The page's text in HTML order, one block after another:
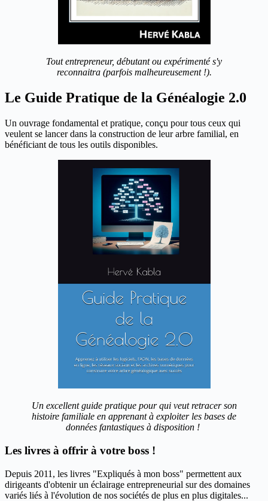
Tout entrepreneur, débutant ou expérimenté s'y
reconnaitra (parfois malheureusement !).
Le Guide Pratique de la Généalogie 2.0
Un ouvrage fondamental et pratique, conçu pour tous ceux qui
veulent se lancer dans la construction de leur arbre familial, en
bénéficiant de tous les outils disponibles.
Un excellent guide pratique pour qui veut retracer son
histoire familiale en apprenant à exploiter les bases de
données fantastiques à disposition !
Les livres à offrir à votre boss !
Depuis 2011, les livres "Expliqués à mon boss" permettent aux
dirigeants d'obtenir un éclairage entrepreneurial sur des domaines
variés liés à l'évolution de nos sociétés de plus en plus digitales...